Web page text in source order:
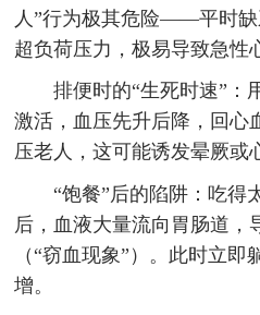
人”行为极其危险——平时
超负荷压力，极易导致急性
排便时的“生死时速”：
激活，血压先升后降，回心
压老人，这可能诱发晕厥或
“饱餐”后的陷阱：吃得
后，血液大量流向胃肠道，
（“窃血现象”）。此时立
增。